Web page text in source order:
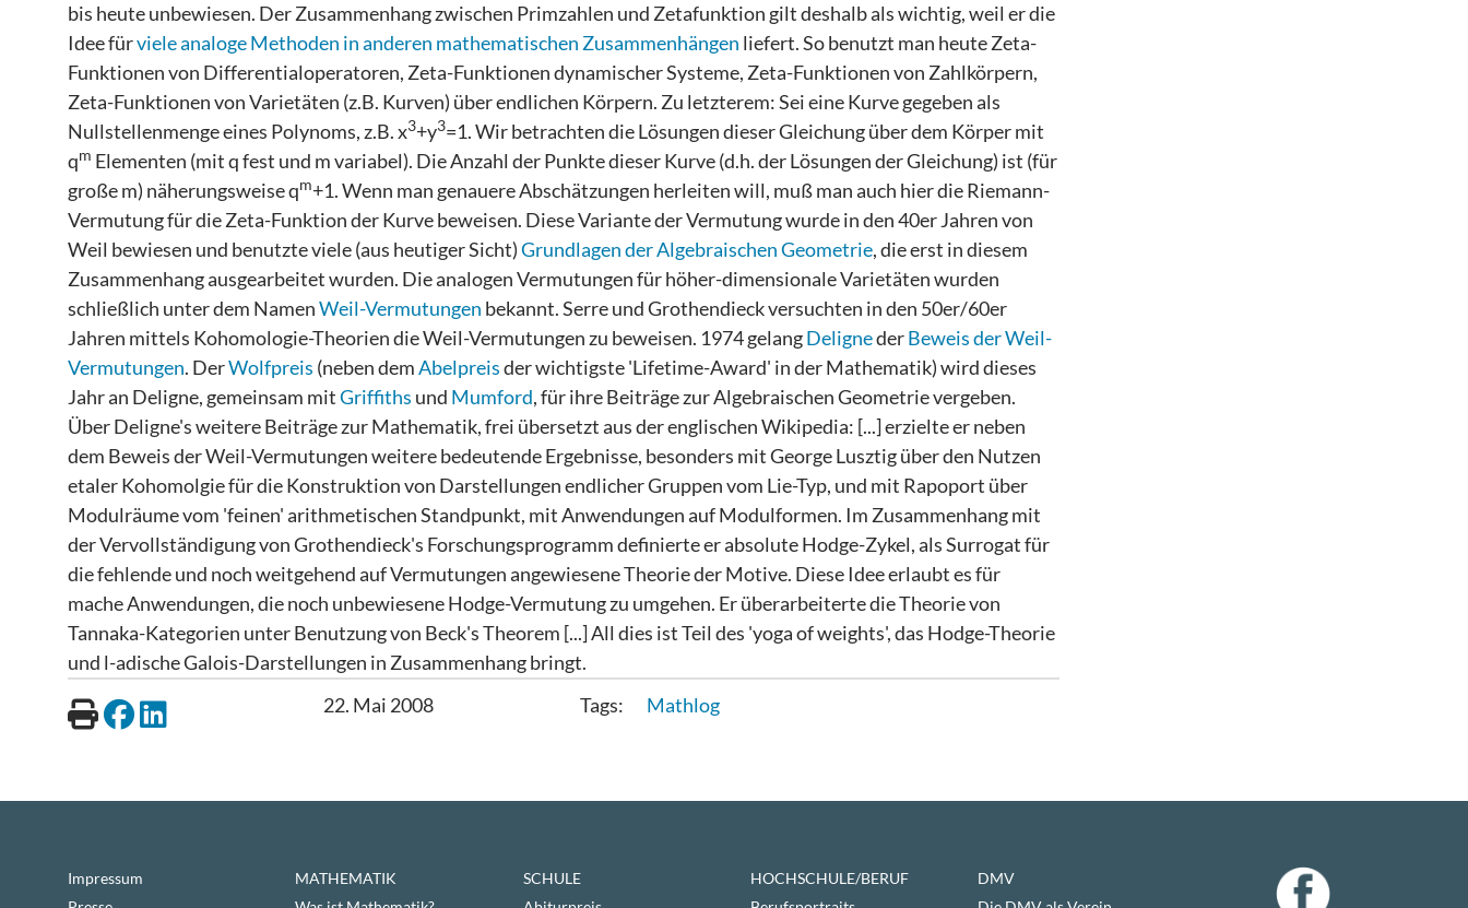
bis heute unbewiesen. Der Zusammenhang zwischen Primzahlen und Zetafunktion gilt deshalb als wichtig, weil er die
Idee fürviele analoge Methoden in anderen mathematischen Zusammenhängen liefert. So benutzt man heute Zeta-
Funktionen von Differentialoperatoren, Zeta-Funktionen dynamischer Systeme, Zeta-Funktionen von Zahlkörpern,
Zeta-Funktionen von Varietäten (z.B. Kurven) über endlichen Körpern. Zu letzterem: Sei eine Kurve gegeben als
Nullstellenmenge eines Polynoms, z.B. x3+y3=1. Wir betrachten die Lösungen dieser Gleichung über dem Körper mit
qm Elementen (mit q fest und m variabel). Die Anzahl der Punkte dieser Kurve (d.h. der Lösungen der Gleichung) ist (für
große m) näherungsweise qm+1. Wenn man genauere Abschätzungen herleiten will, muß man auch hier die Riemann-
Vermutung für die Zeta-Funktion der Kurve beweisen. Diese Variante der Vermutung wurde in den 40er Jahren von
Weil bewiesen und benutzte viele (aus heutiger Sicht)Grundlagen der Algebraischen Geometrie, die erst in diesem
Zusammenhang ausgearbeitet wurden. Die analogen Vermutungen für höher-dimensionale Varietäten wurden
schließlich unter dem NamenWeil-Vermutungen bekannt. Serre und Grothendieck versuchten in den 50er/60er
Jahren mittels Kohomologie-Theorien die Weil-Vermutungen zu beweisen. 1974 gelangDelignederBeweis der Weil-
Vermutungen. DerWolfpreis (neben demAbelpreisder wichtigste 'Lifetime-Award' in der Mathematik) wird dieses
Jahr an Deligne, gemeinsam mitGriffiths und Mumford, für ihre Beiträge zur Algebraischen Geometrie vergeben.
Über Deligne's weitere Beiträge zur Mathematik, frei übersetzt aus der englischen Wikipedia: [...] erzielte er neben
dem Beweis der Weil-Vermutungen weitere bedeutende Ergebnisse, besonders mit George Lusztig über den Nutzen
etaler Kohomolgie für die Konstruktion von Darstellungen endlicher Gruppen vom Lie-Typ, und mit Rapoport über
Modulräume vom 'feinen' arithmetischen Standpunkt, mit Anwendungen auf Modulformen. Im Zusammenhang mit
der Vervollständigung von Grothendieck's Forschungsprogramm definierte er absolute Hodge-Zykel, als Surrogat für
die fehlende und noch weitgehend auf Vermutungen angewiesene Theorie der Motive. Diese Idee erlaubt es für
mache Anwendungen, die noch unbewiesene Hodge-Vermutung zu umgehen. Er überarbeiterte die Theorie von
Tannaka-Kategorien unter Benutzung von Beck's Theorem [...] All dies ist Teil des 'yoga of weights', das Hodge-Theorie
und l-adische Galois-Darstellungen in Zusammenhang bringt.
22. Mai 2008
Mathlog
Impressum
MATHEMATIK
SCHULE
HOCHSCHULE/BERUF
DMV